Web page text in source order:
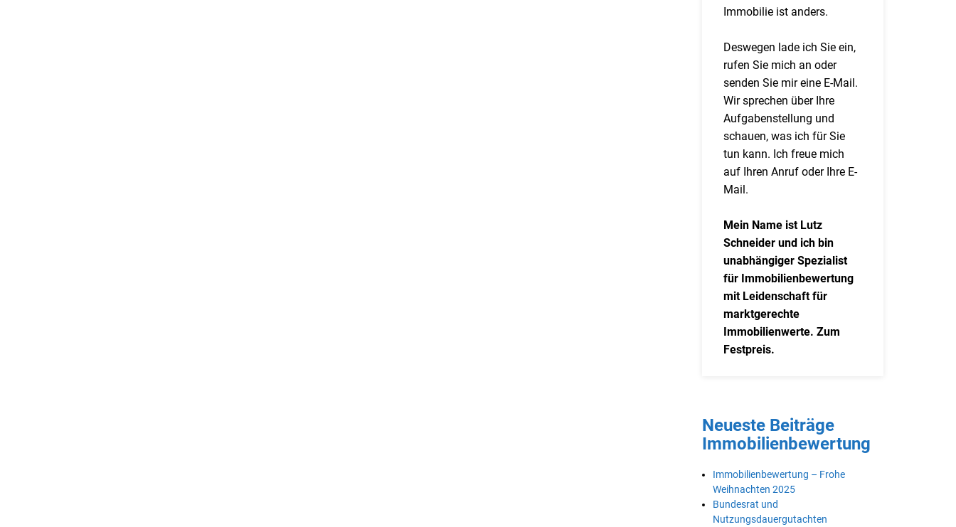
Immobilie ist anders.
Deswegen lade ich Sie ein,
rufen Sie mich an oder
senden Sie mir eine E-Mail.
Wir sprechen über Ihre
Aufgabenstellung und
schauen, was ich für Sie
tun kann. Ich freue mich
auf Ihren Anruf oder Ihre E-
Mail.
Mein Name ist Lutz
Schneider und ich bin
unabhängiger Spezialist
für Immobilienbewertung
mit Leidenschaft für
marktgerechte
Immobilienwerte. Zum
Festpreis.
Neueste Beiträge
Immobilienbewertung
Immobilienbewertung – Frohe
Weihnachten 2025
Bundesrat und
Nutzungsdauergutachten